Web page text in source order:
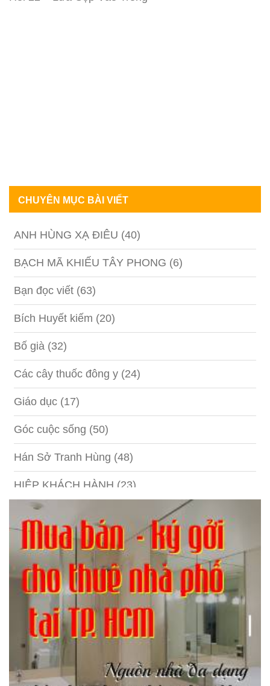
CHUYÊN MỤC BÀI VIẾT
ANH HÙNG XẠ ĐIÊU (40)
BẠCH MÃ KHIẾU TÂY PHONG (6)
Bạn đọc viết (63)
Bích Huyết kiếm (20)
Bố già (32)
Các cây thuốc đông y (24)
Giáo dục (17)
Góc cuộc sống (50)
Hán Sở Tranh Hùng (48)
HIỆP KHÁCH HÀNH (23)
Hồng lâu mộng
(1)
Kỹ năng(18)
Liên Thành quyết(13)
LỘC ĐỈNH KÝ
Nước ngoài
Phi Hồ ngoại truyện (21)